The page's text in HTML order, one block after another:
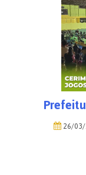
26/